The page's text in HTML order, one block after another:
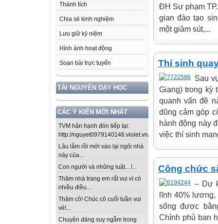
Thành tích
Chia sẻ kinh nghiệm
Lưu giữ kỷ niệm
Hình ảnh hoạt động
Soạn bài trực tuyến
TÀI NGUYÊN DẠY HỌC
CÁC Ý KIẾN MỚI NHẤT
TVM hân hạnh đón tiếp tại:
http://nguyet0979140146.violet.vn/...
Lâu lắm rồi mới vào lại ngôi nhà
này của...
Con người và những luật....!...
Thăm nhà trang em rất vui vì có
nhiều điều...
Thăm cô! Chúc cô cuối tuần vui
vẻ!...
Chuyện đáng suy ngẫm trong
ĐH Sư phạm
gian đào tạo
một giảm sút,...
Thí sinh
Sau
Giang) trong kỳ
quanh vấn đề
dũng cảm góp
hành động này
việc thí sinh
Công chức
– Dự
lĩnh 40%
sống được
Chính phủ ban